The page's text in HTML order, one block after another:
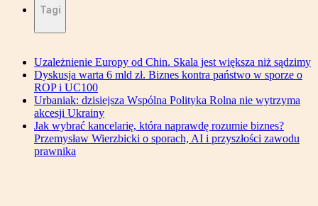
Tagi
Uzależnienie Europy od Chin. Skala jest większa niż sądzimy
Dyskusja warta 6 mld zł. Biznes kontra państwo w sporze o
ROP i UC100
Urbaniak: dzisiejsza Wspólna Polityka Rolna nie wytrzyma
akcesji Ukrainy
Jak wybrać kancelarię, która naprawdę rozumie biznes?
Przemysław Wierzbicki o sporach, AI i przyszłości zawodu
prawnika